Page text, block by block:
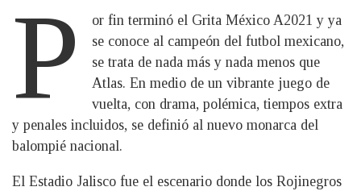
P
or fin terminó el Grita México A2021 y ya
se conoce al campeón del futbol mexicano,
se trata de nada más y nada menos que
Atlas. En medio de un vibrante juego de
vuelta, con drama, polémica, tiempos extra
y penales incluidos, se definió al nuevo monarca del
balompié nacional.
El Estadio Jalisco fue el escenario donde los Rojinegros